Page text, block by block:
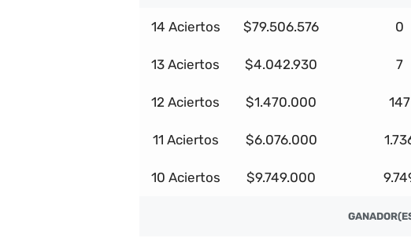
14 Aciertos $79.506.576 0
13 Aciertos $4.042.930 7
12 Aciertos $1.470.000 147
11 Aciertos $6.076.000
10 Aciertos $9.749.000